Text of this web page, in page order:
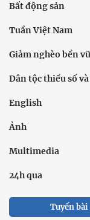
Bất động sản
Tuần Việt Nam
Giảm nghèo bền
Dân tộc thiểu số
English
Ảnh
Multimedia
24h qua
Tuyến bài